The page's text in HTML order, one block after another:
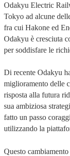
Odakyu Electric
Tokyo ad alcune
fra cui Hakone ed
Odakyu è cresciuta
per soddisfare le
Di recente Odakyu
miglioramento delle
risposta alla futura
sua ambiziosa
fatto un passo
utilizzando la
Questo